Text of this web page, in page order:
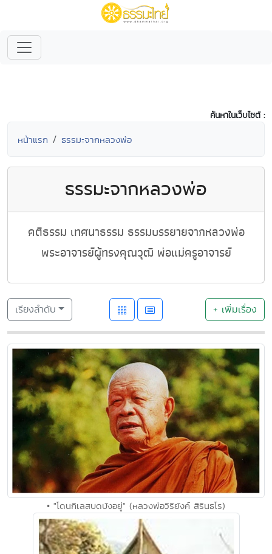
ค้นหาในเว็บไซต์ :
หน้าแรก ธรรมะจากหลวงพ่อ
ธรรมะจากหลวงพ่อ
คติธรรม เทศนาธรรม ธรรมบรรยายจากหลวงพ่อ
พระอาจารย์ผู้ทรงคุณวุฒิ พ่อแม่ครูอาจารย์
เรียงลำดับ + เพิ่มเรื่อง
• "โดนกิเลสบดบังอยู่" (หลวงพ่อวิริยังค์ สิรินธโร)